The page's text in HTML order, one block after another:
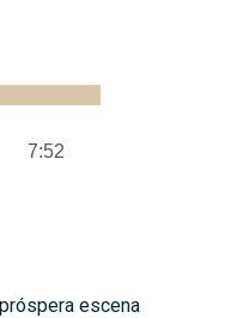
Remaining
7:52
escena